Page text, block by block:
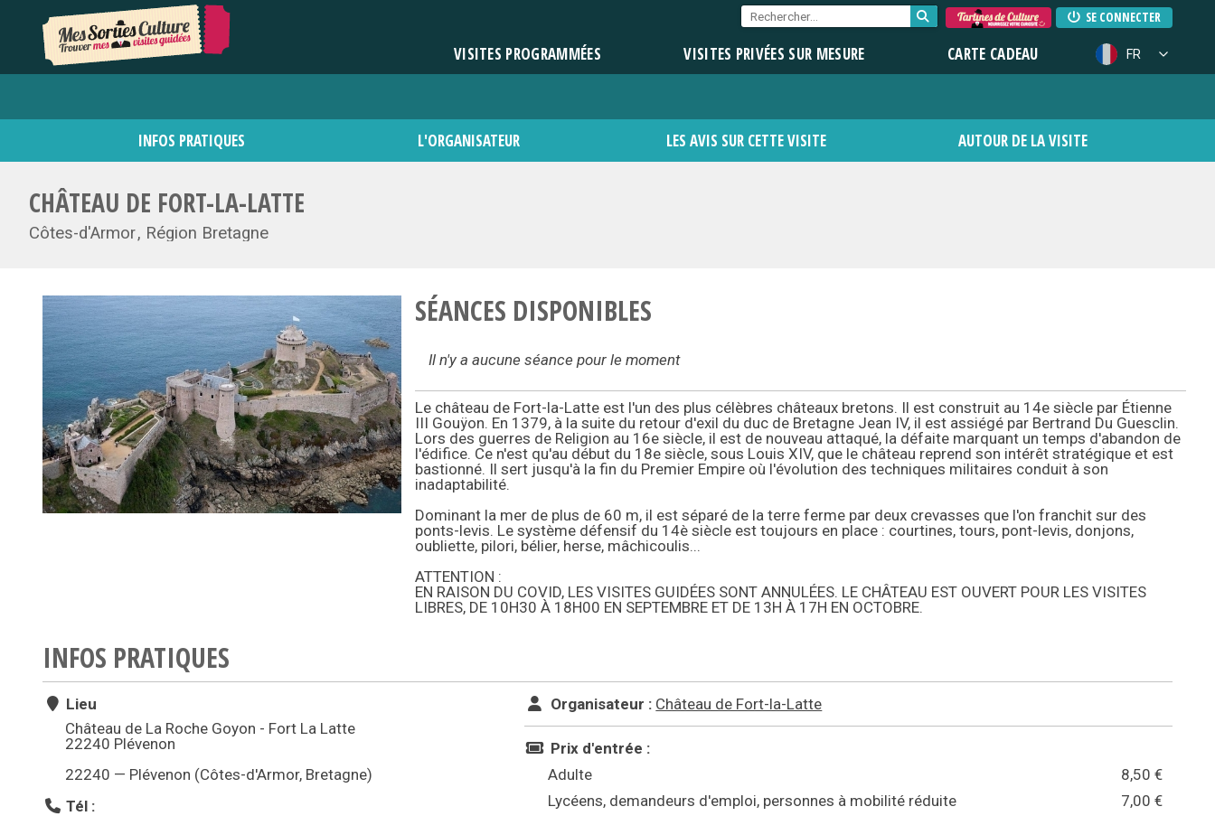
SE CONNECTER
VISITES PROGRAMMÉES VISITES PRIVÉES SUR MESURE CARTE CADEAU FR
INFOS PRATIQUES L'ORGANISATEUR LES AVIS SUR CETTE VISITE AUTOUR DE LA VISITE
CHÂTEAU DE FORT-LA-LATTE
Côtes-d'Armor Région Bretagne
SÉANCES DISPONIBLES
Il n'y a aucune séance pour le moment
Le château de Fort-la-Latte est l'un des plus célèbres châteaux bretons. Il est construit au 14e siècle par Étienne
III Gouÿon. En 1379, à la suite du retour d'exil du duc de Bretagne Jean IV, il est assiégé par Bertrand Du Guesclin.
Lors des guerres de Religion au 16e siècle, il est de nouveau attaqué, la défaite marquant un temps d'abandon de
l'édifice. Ce n'est qu'au début du 18e siècle, sous Louis XIV, que le château reprend son intérêt stratégique et est
bastionné. Il sert jusqu'à la fin du Premier Empire où l'évolution des techniques militaires conduit à son
inadaptabilité.
Dominant la mer de plus de 60 m, il est séparé de la terre ferme par deux crevasses que l'on franchit sur des
ponts-levis. Le système défensif du 14è siècle est toujours en place : courtines, tours, pont-levis, donjons,
oubliette, pilori, bélier, herse, mâchicoulis...
ATTENTION :
EN RAISON DU COVID, LES VISITES GUIDÉES SONT ANNULÉES. LE CHÂTEAU EST OUVERT POUR LES VISITES
LIBRES, DE 10H30 À 18H00 EN SEPTEMBRE ET DE 13H À 17H EN OCTOBRE.
INFOS PRATIQUES
Lieu
Château de La Roche Goyon - Fort La Latte
22240 Plévenon
22240 — Plévenon (Côtes-d'Armor, Bretagne)
Tél :
Organisateur : Château de Fort-la-Latte
Prix d'entrée :
Adulte
8,50 €
Lycéens, demandeurs d'emploi, personnes à mobilité réduite
7,00 €